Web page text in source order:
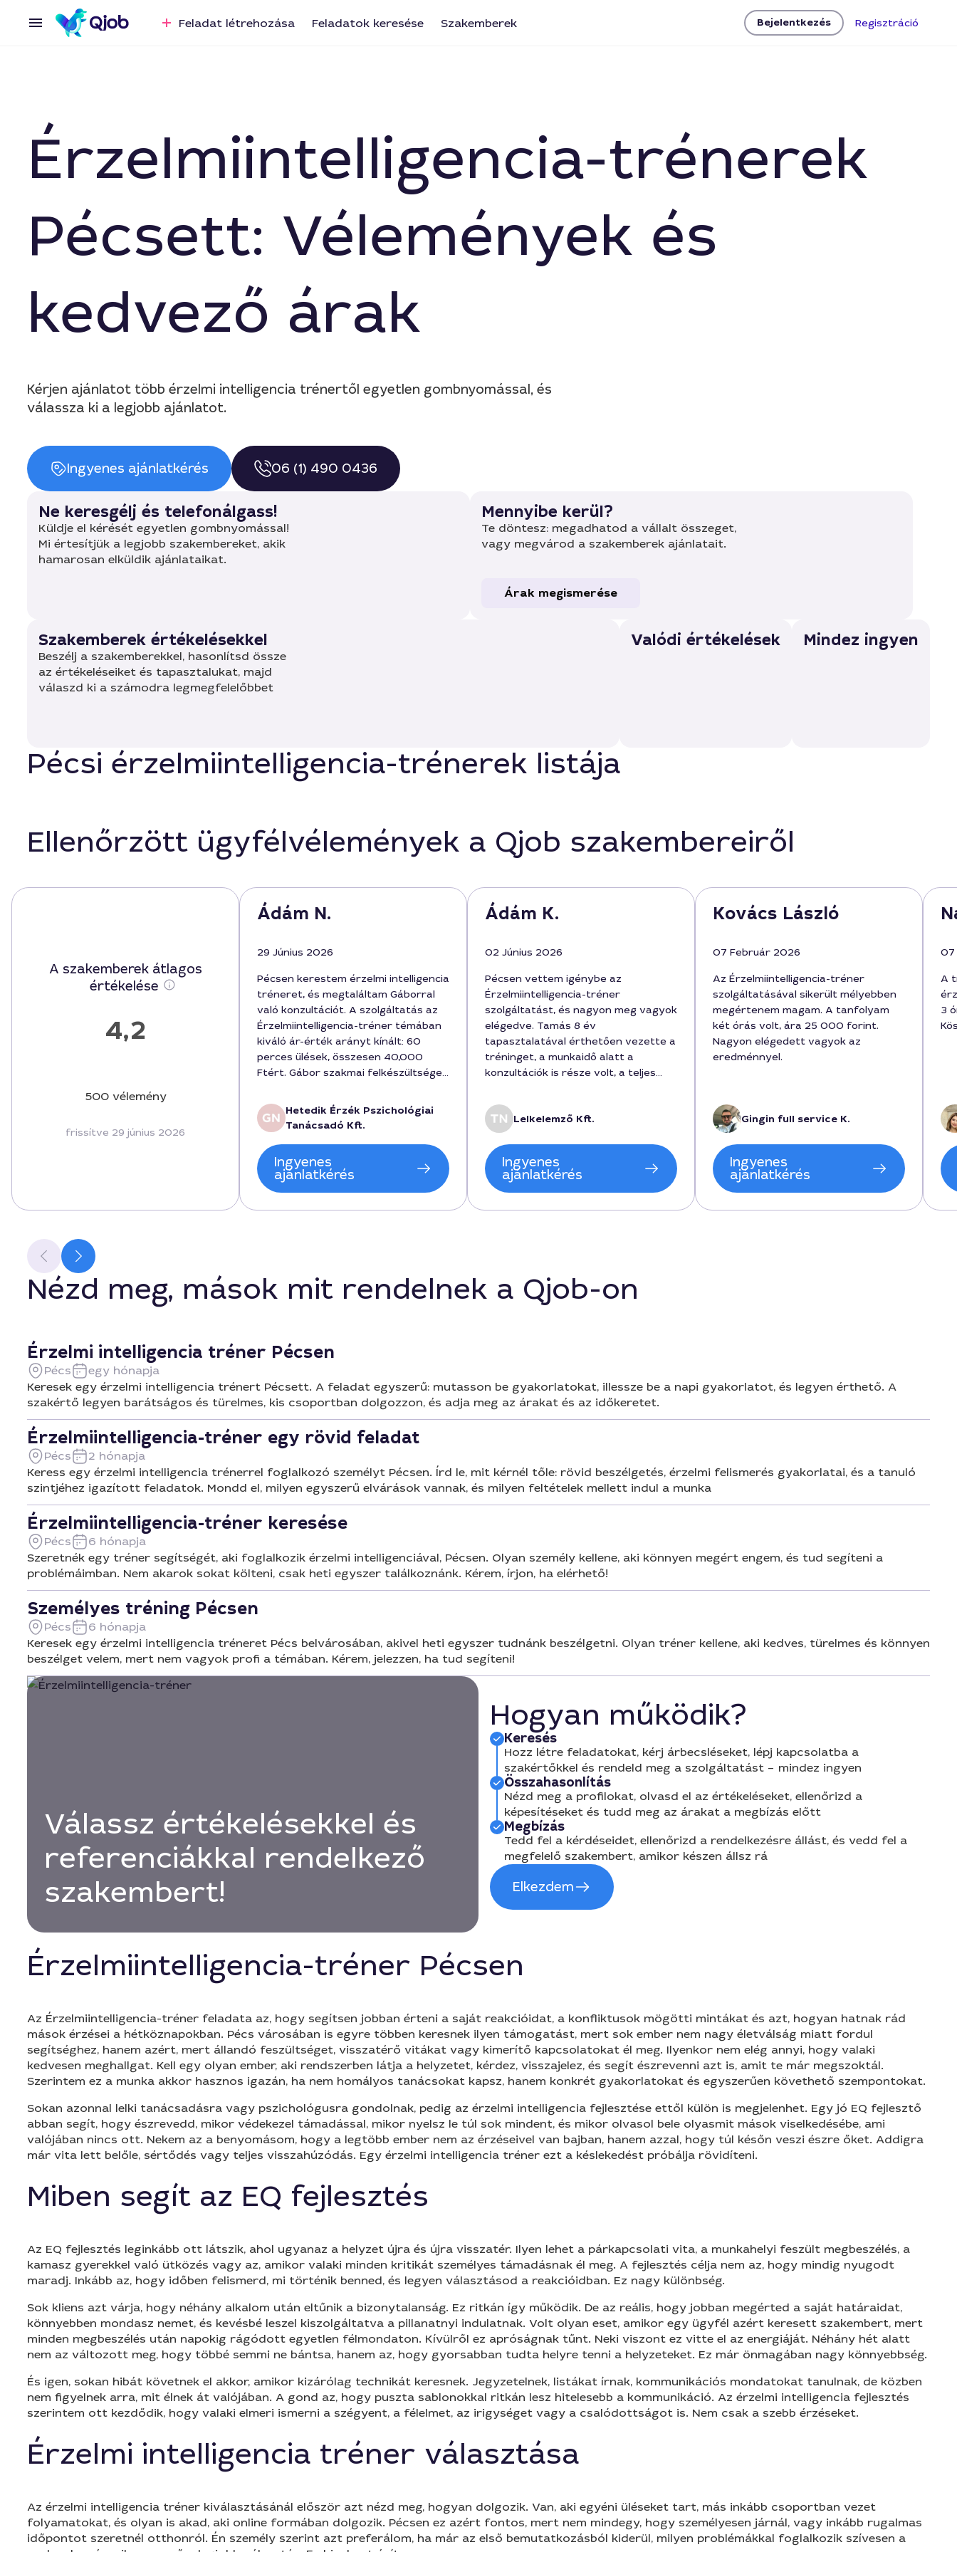
Feladat létrehozása Feladatok keresése Szakemberek Bejelentkezés Regisztráció
Érzelmiintelligencia-trénerek
Pécsett: Vélemények és
kedvező árak
Kérjen ajánlatot több érzelmi intelligencia trénertől egyetlen gombnyomással, és
válassza ki a legjobb ajánlatot.
Ingyenes ajánlatkérés 06 (1) 490 0436
Ne keresgélj és telefonálgass!
Küldje el kérését egyetlen gombnyomással!
Mi értesítjük a legjobb szakembereket, akik
hamarosan elküldik ajánlataikat.
Mennyibe kerül?
Te döntesz: megadhatod a vállalt összeget,
vagy megvárod a szakemberek ajánlatait.
Árak megismerése
Szakemberek értékelésekkel
Beszélj a szakemberekkel, hasonlítsd össze
az értékeléseiket és tapasztalukat, majd
válaszd ki a számodra legmegfelelőbbet
Valódi értékelések Mindez ingyen
Pécsi érzelmiintelligencia-trénerek listája
Ellenőrzött ügyfélvélemények a Qjob szakembereiről
A szakemberek átlagos
értékelése
4,2
500 vélemény
frissítve 29 június 2026
Ádám N.
29 Június 2026
Pécsen kerestem érzelmi intelligencia
tréneret, és megtaláltam Gáborral
való konzultációt. A szolgáltatás az
Érzelmiintelligencia-tréner témában
kiváló ár-érték arányt kínált: 60
perces ülések, összesen 40,000
Ftért. Gábor szakmai felkészültsége
segített abban, hogy megértsem
saját reakcióimat és hogyan
reagáljak mások érzelmeire. Ajánlom
a szolgáltatást Pécs városában, ha
valaki mélyebb önismeretre vágyik.
Hetedik Érzék Pszichológiai
Tanácsadó Kft.
Ingyenes
ajánlatkérés
Ádám K.
02 Június 2026
Pécsen vettem igénybe az
Érzelmiintelligencia-tréner
szolgáltatást, és nagyon meg vagyok
elégedve. Tamás 8 év
tapasztalatával érthetően vezette a
tréninget, a munkaidő alatt a
konzultációk is része volt, a teljes
kurzus során megértettem saját
érzelmi reakcióimat és gyakorlati
eszközöket kaptam a váltásra.
Lelkelemző Kft.
Ingyenes
ajánlatkérés
Kovács László
07 Február 2026
Az Érzelmiintelligencia-tréner
szolgáltatásával sikerült mélyebben
megértenem magam. A tanfolyam
két órás volt, ára 25 000 forint.
Nagyon elégedett vagyok az
eredménnyel.
Gingin full service K.
Ingyenes
ajánlatkérés
07
A
3
Nézd meg, mások mit rendelnek a Qjob-on
Érzelmi intelligencia tréner Pécsen
Pécs
egy hónapja
Keresek egy érzelmi intelligencia trénert Pécsett. A feladat egyszerű: mutasson be gyakorlatokat, illessze be a napi gyakorlatot, és legyen érthető. A
szakértő legyen barátságos és türelmes, kis csoportban dolgozzon, és adja meg az árakat és az időkeretet.
Érzelmiintelligencia-tréner egy rövid feladat
Pécs
2 hónapja
Keress egy érzelmi intelligencia trénerrel foglalkozó személyt Pécsen. Írd le, mit kérnél tőle: rövid beszélgetés, érzelmi felismerés gyakorlatai, és a tanuló
szintjéhez igazított feladatok. Mondd el, milyen egyszerű elvárások vannak, és milyen feltételek mellett indul a munka
Érzelmiintelligencia-tréner keresése
Pécs
6 hónapja
Szeretnék egy tréner segítségét, aki foglalkozik érzelmi intelligenciával, Pécsen. Olyan személy kellene, aki könnyen megért engem, és tud segíteni a
problémáimban. Nem akarok sokat költeni, csak heti egyszer találkoznánk. Kérem, írjon, ha elérhető!
Személyes tréning Pécsen
Pécs
6 hónapja
Keresek egy érzelmi intelligencia tréneret Pécs belvárosában, akivel heti egyszer tudnánk beszélgetni. Olyan tréner kellene, aki kedves, türelmes és könnyen
beszélget velem, mert nem vagyok profi a témában. Kérem, jelezzen, ha tud segíteni!
Válassz értékelésekkel és
referenciákkal rendelkező
szakembert!
Hogyan működik?
Keresés
Hozz létre feladatokat, kérj árbecsléseket, lépj kapcsolatba a
szakértőkkel és rendeld meg a szolgáltatást – mindez ingyen
Összahasonlítás
Nézd meg a profilokat, olvasd el az értékeléseket, ellenőrizd a
képesítéseket és tudd meg az árakat a megbízás előtt
Megbízás
Tedd fel a kérdéseidet, ellenőrizd a rendelkezésre állást, és vedd fel a
megfelelő szakembert, amikor készen állsz rá
Elkezdem
Érzelmiintelligencia-tréner Pécsen
Az Érzelmiintelligencia-tréner feladata az, hogy segítsen jobban érteni a saját reakcióidat, a konfliktusok mögötti mintákat és azt, hogyan hatnak rád
mások érzései a hétköznapokban. Pécs városában is egyre többen keresnek ilyen támogatást, mert sok ember nem nagy életválság miatt fordul
segítséghez, hanem azért, mert állandó feszültséget, visszatérő vitákat vagy kimerítő kapcsolatokat él meg. Ilyenkor nem elég annyi, hogy valaki
kedvesen meghallgat. Kell egy olyan ember, aki rendszerben látja a helyzetet, kérdez, visszajelez, és segít észrevenni azt is, amit te már megszoktál.
Szerintem ez a munka akkor hasznos igazán, ha nem homályos tanácsokat kapsz, hanem konkrét gyakorlatokat és egyszerűen követhető szempontokat.
Sokan azonnal lelki tanácsadásra vagy pszichológusra gondolnak, pedig az érzelmi intelligencia fejlesztése ettől külön is megjelenhet. Egy jó EQ fejlesztő
abban segít, hogy észrevedd, mikor védekezel támadással, mikor nyelsz le túl sok mindent, és mikor olvasol bele olyasmit mások viselkedésébe, ami
valójában nincs ott. Nekem az a benyomásom, hogy a legtöbb ember nem az érzéseivel van bajban, hanem azzal, hogy túl későn veszi észre őket. Addigra
már vita lett belőle, sértődés vagy teljes visszahúzódás. Egy érzelmi intelligencia tréner ezt a késlekedést próbálja rövidíteni.
Miben segít az EQ fejlesztés
Az EQ fejlesztés leginkább ott látszik, ahol ugyanaz a helyzet újra és újra visszatér. Ilyen lehet a párkapcsolati vita, a munkahelyi feszült megbeszélés, a
kamasz gyerekkel való ütközés vagy az, amikor valaki minden kritikát személyes támadásnak él meg. A fejlesztés célja nem az, hogy mindig nyugodt
maradj. Inkább az, hogy időben felismerd, mi történik benned, és legyen választásod a reakcióidban. Ez nagy különbség.
Sok kliens azt várja, hogy néhány alkalom után eltűnik a bizonytalanság. Ez ritkán így működik. De az reális, hogy jobban megérted a saját határaidat,
könnyebben mondasz nemet, és kevésbé leszel kiszolgáltatva a pillanatnyi indulatnak. Volt olyan eset, amikor egy ügyfél azért keresett szakembert, mert
minden megbeszélés után napokig rágódott egyetlen félmondaton. Kívülről ez apróságnak tűnt. Neki viszont ez vitte el az energiáját. Néhány hét alatt
nem az változott meg, hogy többé semmi ne bántsa, hanem az, hogy gyorsabban tudta helyre tenni a helyzeteket. Ez már önmagában nagy könnyebbség.
És igen, sokan hibát követnek el akkor, amikor kizárólag technikát keresnek. Jegyzetelnek, listákat írnak, kommunikációs mondatokat tanulnak, de közben
nem figyelnek arra, mit élnek át valójában. A gond az, hogy puszta sablonokkal ritkán lesz hitelesebb a kommunikáció. Az érzelmi intelligencia fejlesztés
szerintem ott kezdődik, hogy valaki elmeri ismerni a szégyent, a félelmet, az irigységet vagy a csalódottságot is. Nem csak a szebb érzéseket.
Érzelmi intelligencia tréner választása
Az érzelmi intelligencia tréner kiválasztásánál először azt nézd meg, hogyan dolgozik. Van, aki egyéni üléseket tart, más inkább csoportban vezet
folyamatokat, és olyan is akad, aki online formában dolgozik. Pécsen ez azért fontos, mert nem mindegy, hogy személyesen járnál, vagy inkább rugalmas
időpontot szeretnél otthonról. Én személy szerint azt preferálom, ha már az első bemutatkozásból kiderül, milyen problémákkal foglalkozik szívesen a